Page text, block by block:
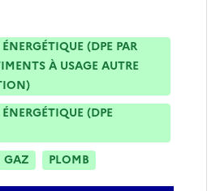
(DPE PAR
À USAGE AUTRE
(DPE
GAZ PLOMB